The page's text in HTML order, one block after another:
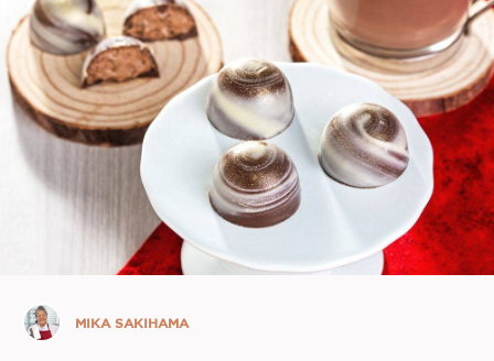
main
content
Mika
Sakihama
MIKA SAKIHAMA